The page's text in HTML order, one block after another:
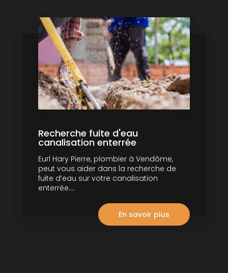
Recherche fuite d'eau
canalisation enterrée
Eurl Hary Pierre, plombier à Vendôme,
peut vous aider dans la recherche de
fuite d’eau sur votre canalisation
enterrée....
En savoir plus